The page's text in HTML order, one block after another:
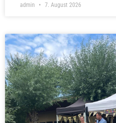
admin 7. August 2026